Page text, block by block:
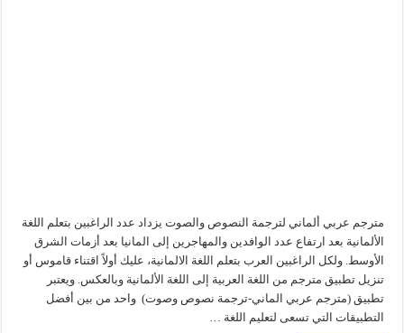
مترجم عربي ألماني لترجمة النصوص والصوت يزداد عدد الراغبين بتعلم اللغة
الألمانية بعد ارتفاع عدد الوافدين والمهاجرين إلى المانيا بعد أزمات الشرق
الأوسط. ولكل الراغبين العرب بتعلم اللغة الالمانية، عليك أولاً اقتناء قاموس أو
تنزيل تطبيق مترجم من اللغة العربية إلى اللغة الألمانية وبالعكس. ويعتبر
تطبيق (مترجم عربي الماني-ترجمة نصوص وصوت) واحد من بين أفضل
التطبيقات التي تسعى لتعليم اللغة …